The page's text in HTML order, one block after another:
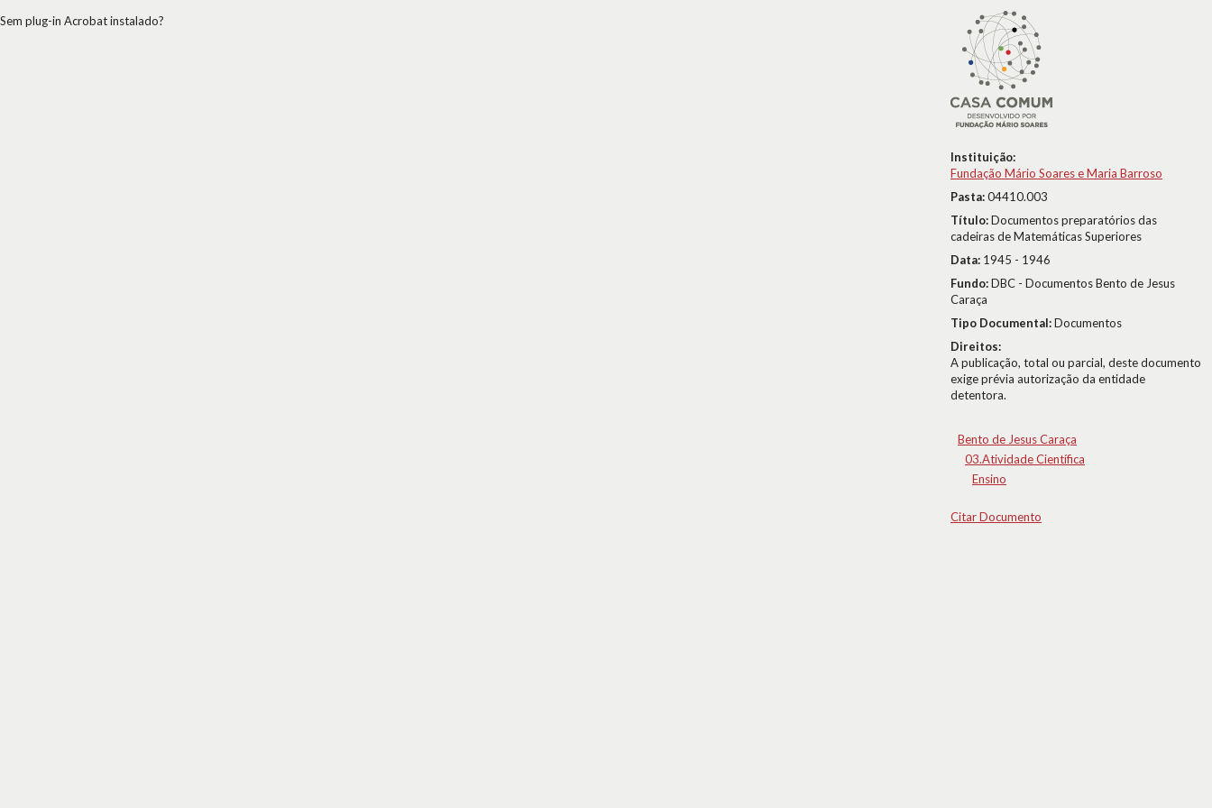
Instituição:
Fundação Mário Soares e Maria Barroso
Pasta:04410.003
Título:Documentos preparatórios das
cadeiras de Matemáticas Superiores
Data: 1945 - 1946
Fundo:DBC - Documentos Bento de Jesus
Caraça
Tipo Documental:Documentos
Direitos:
A publicação, total ou parcial, deste documento
exige prévia autorização da entidade
detentora.
Bento de Jesus Caraça
03.Atividade Científica
Ensino
Citar Documento
Sem plug-in Acrobat instalado?